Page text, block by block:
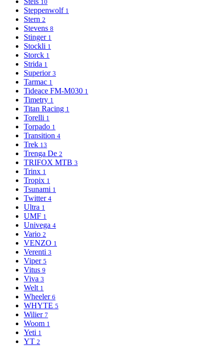
10
Steppenwolf 1
Stern 2
Stevens 8
Stinger 1
Stockli 1
Storck 1
Strida 1
Superior 3
Tarmac 1
Tideace FM-M030 1
Timetry 1
Titan Racing 1
Torelli 1
Torpado 1
Transition 4
Trek 13
Trenga De 2
TRIFOX MTB 3
Trinx 1
Tropix 1
Tsunami 1
Twitter 4
Ultra 1
UMF 1
Univega 4
Vario 2
VENZO 1
Verenti 3
Viper 5
Vitus 9
Viva 3
Welt 1
Wheeler 6
WHYTE 5
Wilier 7
Woom 1
Yeti 1
YT 2